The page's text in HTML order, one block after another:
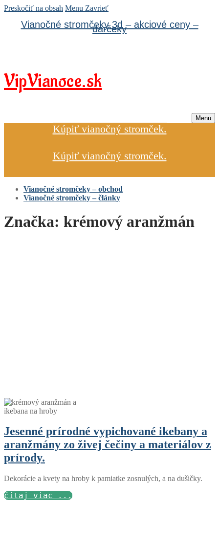
Preskočiť na obsah Menu Zavrieť
Vianočné stromčeky 3d – akciové ceny –
darčeky
VipVianoce.sk
Menu
Kúpiť vianočný stromček.
Kúpiť vianočný stromček.
Vianočné stromčeky – obchod
Vianočné stromčeky – články
Značka: krémový aranžmán
Jesenné prírodné vypichované ikebany a
aranžmány zo živej čečiny a materiálov z
prírody.
Dekorácie a kvety na hroby k pamiatke zosnulých, a na dušičky.
čítaj viac ...